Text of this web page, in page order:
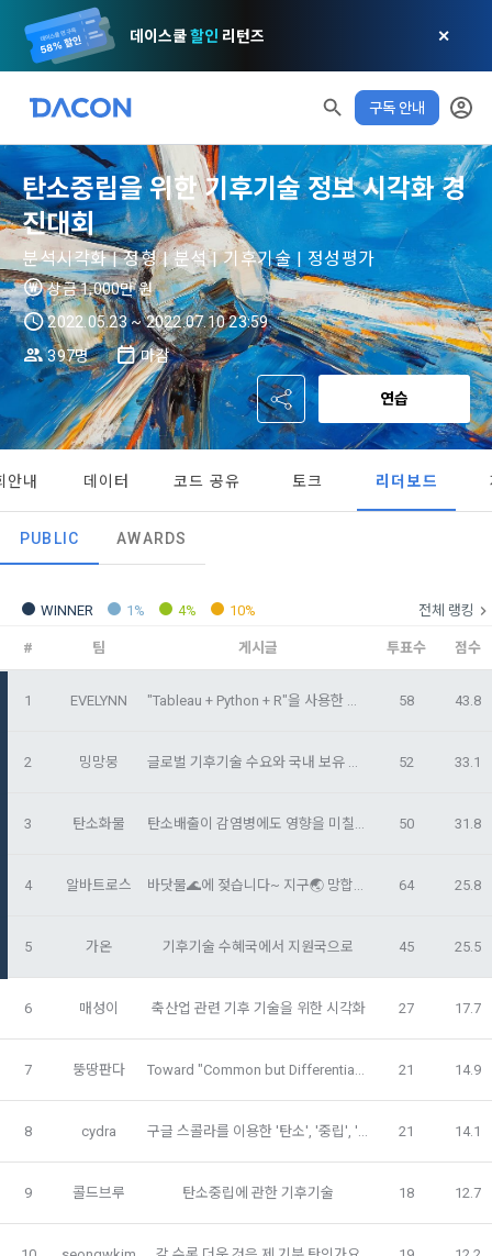
데이스쿨할인 리턴즈 ✕
구독 안내
✕ MY XP XP 안내
LEVEL 1 다음 레벨까지150 XP
0/150 XP
오늘의 XP
0 / 800
전체 XP
0
적립 XP
0
사용 XP
0
소셜 계정으로 로그인
아직 데이콘 계정이 없나요? 회원가입
시 보내시겠습니까?
을 위한 필수 절차입니다. 아래 이메일을 인증하여 회원가입 절
이용약관
제 1 조 (목적)
본 약관은 데이콘 주식회사(이하 “회사”)와 “회원” 간에 정보 서
비스를 이용하는 조건 및 절차에 관한 필요한 사항을 약속하여
규정하는 데 그 목적이 있다. “회원”은 모든 약관에 동의해야 하
며, 어떤 방식이든 본 서비스를 사용한다는 것은 “회원”이 본 약
관의 전부에 동의한다는 것을 의미하며 본 약관은 “회원”이 서비
스를 사용하는 동안 계속 유효하다. 본 약관은 저작권 분쟁 정책
의 조항을 포함한다.
제 2 조 (용어의 정의)
1."사이트"라 함은 "회사"가 서비스를 "회원"에게 제공하기 위하
여 컴퓨터 등 정보 통신 설비를 이용하여 설정한 가상의 영업장
가. ***.dacon.io
2. "서비스"라 함은 “대회”, “교육”, “인재풀 등록” 등 사이트에서
제공하는 모든 서비스를 말한다. 그 외 "회사"가 운영하는 사이
트를 통해 개인이 등록한 자료를 DB화하여 각각의 목적에 맞게
3. "개인회원"이라 함은 서비스를 이용하기 위하여 이 약관에 동
4. “인재회원”이라 함은 “데이콘 인재풀 서비스”를 이용하기 위
는 것에 동의한 “개인회원”을 말한다.
용 의뢰 서비스 등을 이용하기 위해 “회사”와 일정 계약을 한 개
6. “해커톤”이라 함은 “회사”가 “사이트”에 출제한 문제에 “개인
7. “대회"라 함은 “기업회원”이 인력을 채용하거나 또는 솔루션
을 크라우드소싱하기 위하여 “회사"에 의뢰하는 경연대회 또는
해커톤, AI해커톤, AI경진대회 등을 말한다.
8. “교육”이라 함은 “회사”가  제공하는 교육컨텐츠를 포함한 온
라인/오프라인 교육서비스를 말한다.
9. "아이디"라 함은 회원의 식별과 회원의 서비스 이용을 위하여
"회원"이 가입 시 사용한 이메일 주소를 말한다.
개인정보 처리방침
데이콘 개인정보 처리방침
(2021.05.24 본)
데이콘은 이용자 개인정보 보호를 여러 경영요소 가운데 최
우선의 가치로 두고 있습니다. 데이콘주식회사(이하 ‘데이콘’ 또
는 ‘회사’)는 서비스 기획부터 종료까지 정보통신망 이용촉진 및
정보보호 등에 관한 법률(이하 ‘정보통신망법’), 개인정보보호법
등 국내의 개인정보 보호 법령을 철저히 준수합니다.
1. 개인정보처리방침의 의의
며, 필요에 따라 누구와 이를 공유(‘위탁 또는 제공’)하며, 이용목
적을 달성한 정보를 언제, 어떻게 파기 하는지 등 ‘개인정보의 한
드립니다. 또한, 법정대리인(부모 등)이 만14세 미만 아동의 개
합니다.
개인정보 침해사고가 발생하는 경우, 추가적인 피해를 예방하고
그 무엇보다도, 개인정보와 관련하여 데이콘과 이용자 간의 권
보를 이용하지 않습니다.
1) 회원관리
마케팅 정보 수신 동의
1. 광고성 정보의 이용목적
DACON이 제공하는 이용자 맞춤형 서비스 및 상품 추천, 각종
경품 행사, 이벤트, 경진대회 홍보 목적 등의 광고성 정보를 전자
우편이나
서신우편, 문자(SMS 또는 카카오 알림톡), 푸시, 전화 등을 통해
이용자에게 제공합니다.
의 의사에 따라 동의를 철회할 수 있습니다.
에 제한이 되지 않습니다.
안내 서비스가 제한됩니다.
2. 미동의 시 불이익 사항
개인정보보호법 제22조 제5항에 의해 선택정보 사항에 대해서
단, 할인, 이벤트 및 이용자 맞춤형 상품 추천 등의 마케팅 정보
DACON에서 제공하는 마케팅 정보를 원하지 않을 경우 ‘홈>계
동의(선택)’에서 동의하실 수 있습니다.
탄소중립을 위한 기후기술 정보 시각화 경
진대회
분석시각화 | 정형 | 분석 | 기후기술 | 정성평가
상금 1,000만 원
2022.05.23 ~ 2022.07.10 23:59
397명
마감
연습
안내 데이터 코드 공유 토크 리더보드
PUBLIC AWARDS
WINNER 1% 4% 10% 전체 랭킹
# 팀 게시글 투표수 점수
1 EVELYNN "Tableau + Python + R"을 사용한 😎한눈에 보는 기후기술🌍 58 43.8
2 밍망뭉 글로벌 기후기술 수요와 국내 보유 기술의 매칭 전략 리포트 52 33.1
3 탄소화물 탄소배출이 감염병에도 영향을 미칠까? 50 31.8
4 알바트로스 바닷물🌊에 젖습니다~ 지구🌏 망합니다~ 지 구 촌조로존조로존~ 64 25.8
5 가온 기후기술 수혜국에서 지원국으로 45 25.5
6 매성이 축산업 관련 기후 기술을 위한 시각화 27 17.7
7 뚱땅판다 Toward "Common but Differentiated Responsibilities" 21 14.9
8 cydra 구글 스콜라를 이용한 '탄소', '중립', '기후' 관련 최신 연구동향 시각화 21 14.1
9 콜드브루 탄소중립에 관한 기후기술 18 12.7